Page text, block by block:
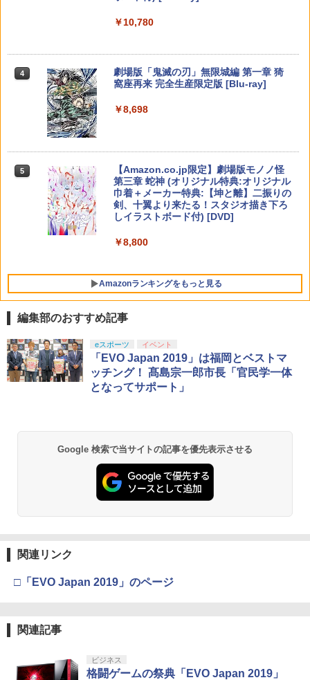
[Switch 2] スプラトゥーン レイダース
5 Winning Post 10 2026 PS5版
￥6,675
￥880
5
[Switch 2] ぽこ あ ポケモン エキスパン
ションパス（ダウンロード版）※3,200
晴 ]
￥3,960
5
TVアニメ 違国日記 Blu-ray 第1+2巻 セ
ット
￥19,800
ニンテンドープリペイド番号 9000円|オ
ンラインコード版
￥9,000
ニンテンドープリペイド番号 5000円|オ
ンラインコード版
トローラー ミッドナイト ブラック(CFI-
【純正品】DualSense ワイヤレスコン
￥10,737
B-C ケーブル
￥2,618
【国内正規品】Thrustmaster スラスト
S5、PS5 Pro、Xbox One、Xbox Serie
￥14,141
￥10,780
4
劇場版「鬼滅の刃」無限城編 第一章 猗
窩座再来 完全生産限定版 [Blu-ray]
￥8,698
5
【Amazon.co.jp限定】劇場版モノノ怪
第三章 蛇神 (オリジナル特典:オリジナル
巾着＋メーカー特典:【坤と離】二振りの
剣、十翼より来たる！スタジオ描き下ろ
しイラストボード付) [DVD]
￥8,800
Amazonランキングをもっと見る
編集部のおすすめ記事
eスポーツ イベント
「EVO Japan 2019」は福岡とベストマ
ッチング！ 髙島宗一郎市長「官民学一体
となってサポート」
Google 検索で当サイトの記事を優先表示させる
関連リンク
□「EVO Japan 2019」のページ
関連記事
ビジネス
格闘ゲームの祭典「EVO Japan 2019」